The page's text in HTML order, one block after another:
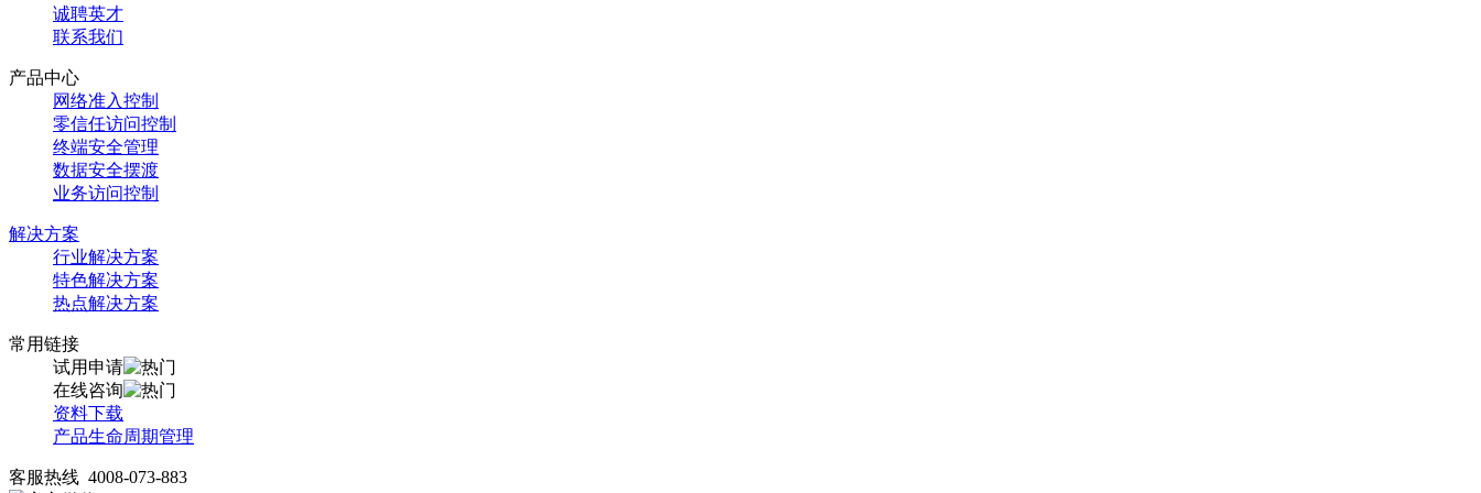
诚聘英才
联系我们
产品中心
网络准入控制
零信任访问控制
终端安全管理
数据安全摆渡
业务访问控制
解决方案
行业解决方案
特色解决方案
热点解决方案
常用链接
试用申请
在线咨询
资料下载
产品生命周期管理
客服热线 4008-073-883